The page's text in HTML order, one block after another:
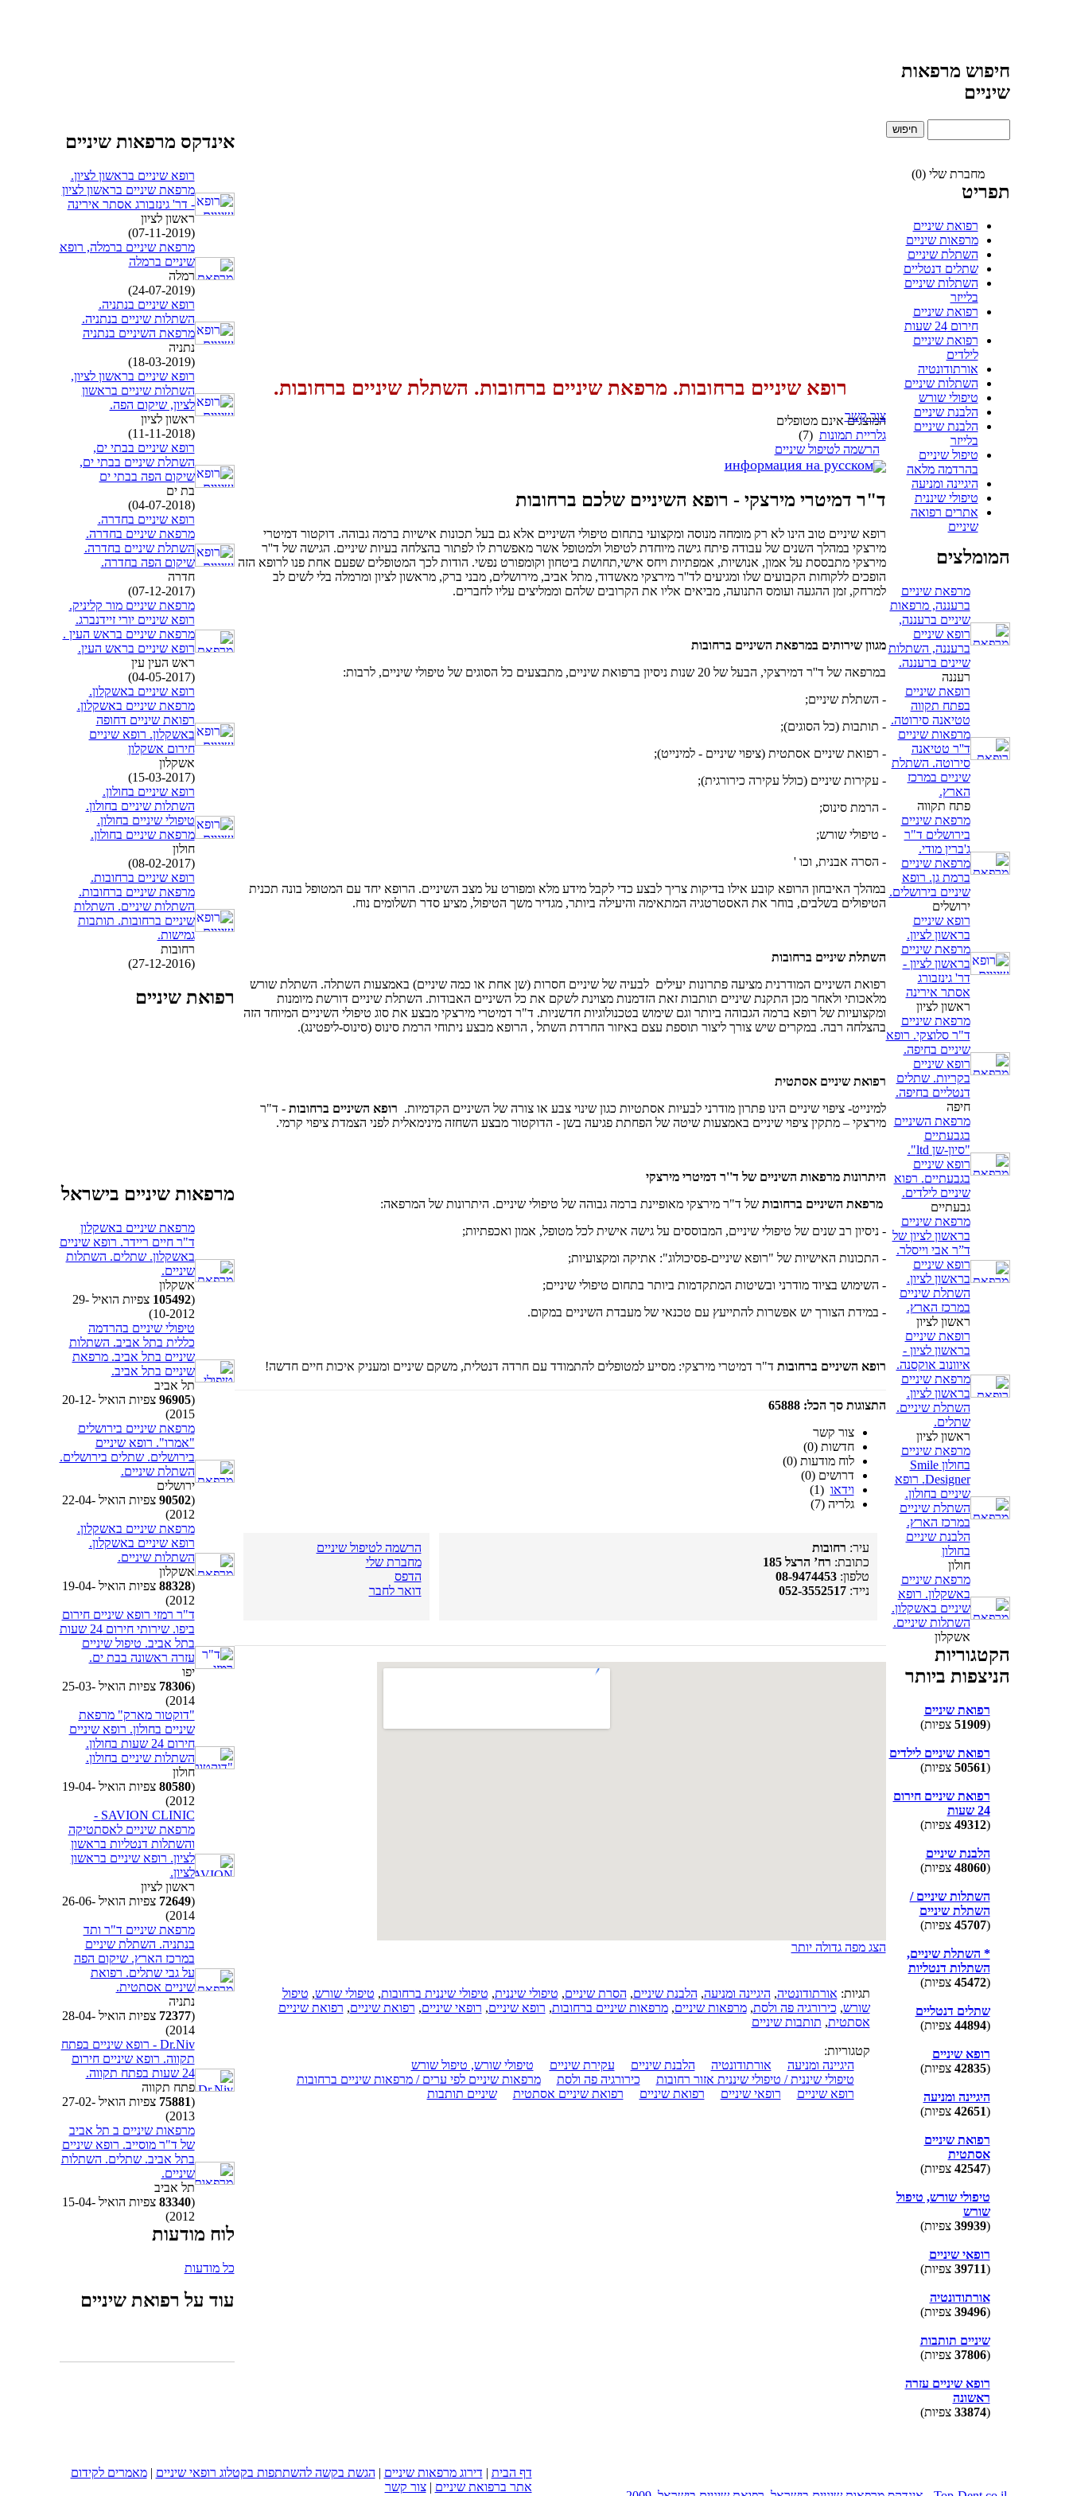
חיפוש מרפאות
שיניים
מחברת שלי (0)
תפריט
רפואת שיניים
מרפאות שיניים
השתלת שיניים
שתלים דנטליים
השתלות שיניים
בלייזר
רפואת שיניים
חירום 24 שעות
רפואת שיניים
לילדים
אורתודונטיה
השתלות שיניים
טיפולי שורש
הלבנת שיניים
הלבנת שיניים
בלייזר
טיפול שיניים
בהרדמה מלאה
היגיינה ומניעה
טיפולי שיננית
אתרים רפואה
שיניים
המומלצים
מרפאת שיניים
ברעננה, מרפאות
שיניים ברעננה,
רופא שיניים
ברעננה, השתלות
שיינים ברעננה.
רעננה
רופאת שיניים
בפתח תקווה
טטיאנה סירוטה.
מרפאות שיניים
ד''ר טטיאנה
סירוטה. השתלת
שיניים במרכז
הארץ.
פתח תקווה
מרפאת שיניים
בירושלים ד"ר
ג'ברין מודי.
מרפאת שיניים
ברמת גן. רופא
שיניים בירושלים.
ירושלים
רופא שיניים
בראשון לציון.
מרפאת שיניים
בראשון לציון -
דר' גינזבורג
אסתר אירינה
ראשון לציון
מרפאת שיניים
ד"ר סלוצקי. רופא
שיניים בחיפה.
רופא שיניים
בקריות. שתלים
דנטליים בחיפה.
חיפה
מרפאת השיניים
בגבעתיים
"סיון-שן ltd".
רופא שיניים
בגבעתיים. רפוא
שיניים לילדים.
גבעתיים
מרפאת שיניים
בראשון לציון של
ד”ר אבי וייסלר.
רופא שיניים
בראשון לציון.
השתלת שיניים
במרכז הארץ.
ראשון לציון
רופאת שיניים
בראשון לציון -
איוונוב אוקסנה.
מרפאת שיניים
בראשון לציון.
השתלת שיניים.
שתלים.
ראשון לציון
מרפאת שיניים
בחולון Smile
Designer. רופא
שיניים בחולון.
השתלת שיניים
במרכז הארץ.
הלבנת שיניים
בחולון
חולון
מרפאת שיניים
באשקלון. רופא
שיניים באשקלון.
השתלות שיניים.
אשקלון
הקטגוריות
הניצפות ביותר
רפואת שיניים
(
51909 צפיות)
רפואת שיניים לילדים
(
50561 צפיות)
רפואת שיניים חירום
24 שעות
(
49312 צפיות)
הלבנת שיניים
(
48060 צפיות)
השתלות שיניים /
השתלת שיניים
(
45707 צפיות)
* השתלת שיניים,
השתלות דנטליות
(
45472 צפיות)
שתלים דנטליים
(
44894 צפיות)
רופא שיניים
(
42835 צפיות)
היגיינה ומניעה
(
42651 צפיות)
רפואת שיניים
אסתטית
(
42547 צפיות)
טיפולי שורש, טיפול
שורש
(
39939 צפיות)
רופאי שיניים
(
39711 צפיות)
אורתודונטיה
(
39496 צפיות)
שיניים תותבות
(
37806 צפיות)
רופא שיניים עזרה
ראשונה
(
33874 צפיות)
רופא שיניים ברחובות. מרפאת שיניים ברחובות. השתלת שיניים ברחובות.
המוצגים אינם מטופלים
גלריית תמונות (7)
הרשמה לטיפול שיניים
צור קשר
информация на русском
ד"ר דמיטרי מירצקי - רופא השיניים שלכם ברחובות
רופא שיניים טוב הינו לא רק מומחה מנוסה ומקצועי בתחום טיפולי השיניים אלא גם בעל תכונות אישיות ברמה גבוהה. דוקטור דמיטרי
מירצקי במהלך השנים של עבודה פיתח גישה מיוחדת לטיפול ולמטופל אשר מאפשרת לו לפתור בהצלחה בעיות שיניים. הגישה של ד''ר
מירצקי מתבססת על אמון, אנושיות, אמפתיות ויחס אישי,תחושת ביטחון וקומפורט נפשי. הודות לכך המטופלים שפעם אחת פנו לרופא הזה
הופכים ללקוחות הקבועים שלו ומגיעים לד''ר מירצקי מאשדוד, מתל אביב, מירושלים, מבני ברק, מראשון לציון ומרמלה בלי לשים לב
למרחק, זמן ההגעה ועומס התנועה, מביאים אליו את הקרובים שלהם וממליצים עליו לחברים.
מגוון שירותים במרפאת השיניים ברחובות
במרפאה של ד''ר דמירצקי, הבעל של 20 שנות ניסיון ברפואת שיניים, מתבצעים כל הסוגים של טיפולי שיניים, לרבות:
- השתלת שיניים;
- תותבות (כל הסוגים);
- רפואת שיניים אסתטית (ציפוי שיניים - למינייט);
- עקירות שיניים (כולל עקירה כירורגית);
- הרמת סינוס;
- טיפולי שורש;
- הסרה אבנית, וכו '
במהלך האיבחון הרופא קובע אילו בדיקות צריך לבצע כדי לקבל מידע מלא ומפורט על מצב השיניים. הרופא יחד עם המטופל בונה תכנית
הטיפולים בשלבים, בוחר את האסטרטגיה המתאימה והיעילה ביותר, מגדיר משך הטיפול, מציע סדר תשלומים נוח.
השתלת שיניים ברחובות
רפואת השיניים המודרנית מציעה פתרונות יעילים לבעיה של שיניים חסרות (שן אחת או כמה שיניים) באמצעות השתלה. השתלת שורש
מלאכותי ולאחר מכן התקנת שיניים תותבות זאת הזדמנות מצוינת לשקם את כל השיניים האבודות. השתלת שיניים דורשת מיומנות
ומקצועיות של רופא ברמה הגבוהה ביותר וגם שימוש בטכנולוגיות חדשניות. ד"ר דמיטרי מירצקי מבצע את סוג טיפולי השיניים המיוחד הזה
בהצלחה רבה. במקרים שיש צורך ליצור תוספת עצם באיזור החרדת השתל , הרופא מבצע ניתוחי הרמת סינוס (סינוס-ליפטינג).
רפואת שיניים אסתטית
למינייט- ציפוי שיניים הינו פתרון מודרני לבעיות אסתטיות כגון שינוי צבע או צורה של השיניים הקדמיות. רופא השיניים ברחובות - ד"ר
מירצקי – מתקין ציפוי שיניים באמצעות שיטה של הפחתת פגיעה בשן - הדוקטור מבצע השחזה מינימאלית לפני הצמדת ציפוי קרמי.
היתרונות מרפאות השיניים של ד''ר דמיטרי מירצקי
מרפאת השיניים ברחובות של ד"ר מירצקי מאופיינת ברמה גבוהה של טיפולי שיניים. היתרונות של המרפאה:
- ניסיון רב שנים של טיפולי שיניים, המבוססים על גישה אישית לכל מטופל, אמון ואכפתיות;
- התכונות האישיות של "רופא שיניים-פסיכולוג": אתיקה ומקצועיות;
- השימוש בציוד מודרני ובשיטות המתקדמות ביותר בתחום טיפולי שיניים;
- במידת הצורך יש אפשרות להתייעץ עם טכנאי של מעבדת השיניים במקום.
רופא השיניים ברחובות ד"ר דמיטרי מירצקי: מסייע למטופלים להתמודד עם חרדה דנטלית, משקם שיניים ומעניק איכות חיים חדשה!
התצוגות סך הכל: 65888
צור קשר
חדשות (0)
לוח מודעות (0)
דרושים (0)
וידאו (1)
גלריה (7)
עיר: רחובות
כתובת: רח’ הרצל 185
טלפון:08-9474453
נייד:052-3552517
הרשמה לטיפול שיניים
מחברת שלי
הדפס
דואר לחבר
הצג מפה גדולה יותר
תגיות: אורתודונטיה, היגיינה ומניעה, הלבנת שיניים, הסרת שיניים, טיפולי שיננית, טיפולי שיננית ברחובות, טיפולי שורש, טיפול
שורש, כירורגיה פה ולסת,מרפאות שיניים,מרפאות שיניים ברחובות, רופא שיניים, רופאי שיניים, רפואת שיניים, רפואת שיניים
אסתטית, תותבות שיניים
קטגוריות:
היגיינה ומניעה
אורתודונטיה הלבנת שיניים עקירת שיניים
טיפולי שורש, טיפול שורש
טיפולי שיננית / טיפולי שיננית אזור רחובות
כירורגיה פה ולסת
מרפאות שיניים לפי ערים / מרפאות שיניים ברחובות
רופא שיניים
רופאי שיניים רפואת שיניים רפואת שיניים אסתטית שיניים תותבות
אינדקס מרפאות שיניים
רופא שיניים בראשון לציון.
מרפאת שיניים בראשון לציון
- דר' גינזבורג אסתר אירינה
ראשון לציון
(07-11-2019)
מרפאת שיניים ברמלה, רופא
שיניים ברמלה
רמלה
(24-07-2019)
רופא שיניים בנתניה.
השתלות שיניים בנתניה.
מרפאת השיניים בנתניה
נתניה
(18-03-2019)
רופא שיניים בראשון לציון,
השתלות שיניים בראשון
לציון, שיקום הפה.
ראשון לציון
(11-11-2018)
רופא שיניים בבתי ים,
השתלת שיניים בבתי ים,
שיקום הפה בבתי ים
בת ים
(04-07-2018)
רופא שיניים בחדרה.
מרפאת שיניים בחדרה.
השתלת שיניים בחדרה.
שיקום הפה בחדרה.
חדרה
(07-12-2017)
מרפאת שיניים מור קליניק.
רופא שיניים יורי זיידנברג.
מרפאת שיניים בראש העין .
רופא שיניים בראש העין.
ראש העין עין
(04-05-2017)
רופא שיניים באשקלון.
מרפאת שיניים באשקלון.
רפואת שיניים דחופה
באשקלון. רופא שיניים
חירום אשקלון
אשקלון
(15-03-2017)
רופא שיניים בחולון.
השתלות שיניים בחולון.
טיפולי שיניים בחולון.
מרפאת שיניים בחולון.
חולון
(08-02-2017)
רופא שיניים ברחובות.
מרפאת שיניים ברחובות.
השתלות שיניים. השתלות
שיניים ברחובות. תותבות
גמישות.
רחובות
(27-12-2016)
רפואת שיניים
מרפאות שיניים בישראל
מרפאת שיניים באשקלון
ד"ר חיים ריידר. רופא שיניים
באשקלון. שתלים. השתלות
שיניים.
אשקלון
(
105492
צפיות הואיל 29-
10-2012)
טיפולי שיניים בהרדמה
כללית בתל אביב. השתלות
שיניים בתל אביב. מרפאת
שיניים בתל אביב.
תל אביב
(
96905
צפיות הואיל 20-12-
2015)
מרפאת שיניים בירושלים
"אמרו". רופא שיניים
בירושלים. שתלים בירושלים.
השתלת שיניים.
ירושלים
(
90502
צפיות הואיל 22-04-
2012)
מרפאת שיניים באשקלון.
רופא שיניים באשקלון.
השתלות שיניים.
אשקלון
(
88328
צפיות הואיל 19-04-
2012)
ד"ר רמזי רופא שיניים חירום
ביפו. שירותי חירום 24 שעות
בתל אביב. טיפול שיניים
עזרה ראשונה בבת ים.
יפו
(
78306
צפיות הואיל 25-03-
2014)
"דוקטור מארק" מרפאת
שיניים בחולון. רופא שיניים
חירום 24 שעות בחולון.
השתלות שיניים בחולון.
חולון
(
80580
צפיות הואיל 19-04-
2012)
SAVION CLINIC -
מרפאת שיניים לאסתטיקה
והשתלות דנטליות בראשון
לציון. רופא שיניים בראשון
לציון.
ראשון לציון
(
72649
צפיות הואיל 26-06-
2014)
מרפאת שיניים ד"ר ותד
בנתניה. השתלת שיניים
במרכז הארץ. שיקום הפה
על גבי שתלים. רפואת
שיניים אסתטית.
נתניה
(
72377
צפיות הואיל 28-04-
2014)
Dr.Niv - רופא שיניים בפתח
תקווה. רופא שיניים חירום
24 שעות בפתח תקווה.
פתח תקווה
(
75881
צפיות הואיל 27-02-
2013)
מרפאות שיניים ב תל אביב
של ד"ר מוסייב. רופא שיניים
בתל אביב. שתלים. השתלות
שיניים.
תל אביב
(
83340
צפיות הואיל 15-04-
2012)
לוח מודעות
כל מודעות
עוד על רפואת שיניים
דף הבית | דירוג מרפאות שיניים | הגשת בקשה להשתתפות בקטלוג רופאי שיניים |מאמרים לקידום
אתר ברפואת שיניים |צור קשר